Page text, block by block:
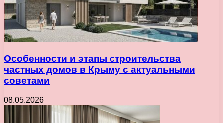
Особенности и этапы строительства
частных домов в Крыму с актуальными
советами
08.05.2026